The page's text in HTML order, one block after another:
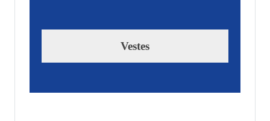
Vestes